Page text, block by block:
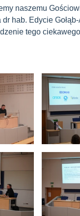
naszemu
hab. Edycie
tego